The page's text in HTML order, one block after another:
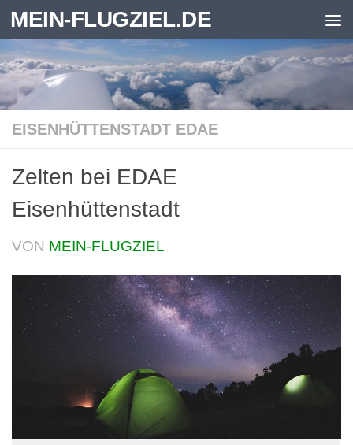
Zum Inhalt springen
MEIN-FLUGZIEL.DE
EISENHÜTTENSTADT EDAE
Zelten bei EDAE
Eisenhüttenstadt
VON MEIN-FLUGZIEL